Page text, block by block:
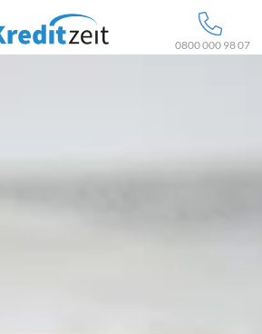
0800 000 98 07